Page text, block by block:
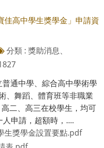
佳高中學生獎學金」申請資
分類 : 獎助消息、
通中學、綜合高中學術學
、舞蹈、體育班等非職業
二、高三在校學生，均可
申請，超額時，....
生獎學金設置要點.pdf